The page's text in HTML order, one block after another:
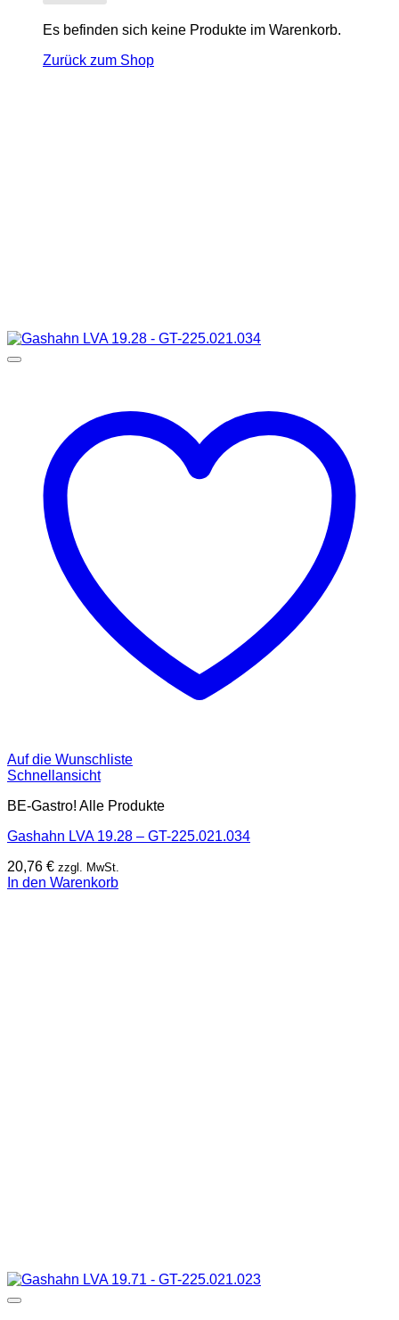
Es befinden sich keine Produkte im Warenkorb.
Zurück zum Shop
Auf die Wunschliste
Schnellansicht
BE-Gastro! Alle Produkte
Gashahn LVA 19.28 – GT-225.021.034
20,76 € zzgl. MwSt.
In den Warenkorb